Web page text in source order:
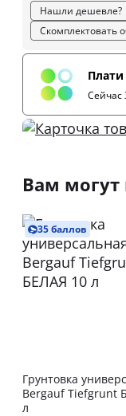
Нашли дешевле?
Сейчас
Вам могут
35 баллов
Грунтовка
Bergauf Tiefgrunt
л